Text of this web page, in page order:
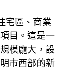
宅區、商業
目。這是一
模龐大，設
市西部的新